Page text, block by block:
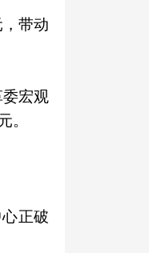
带动
委宏观
。
正破